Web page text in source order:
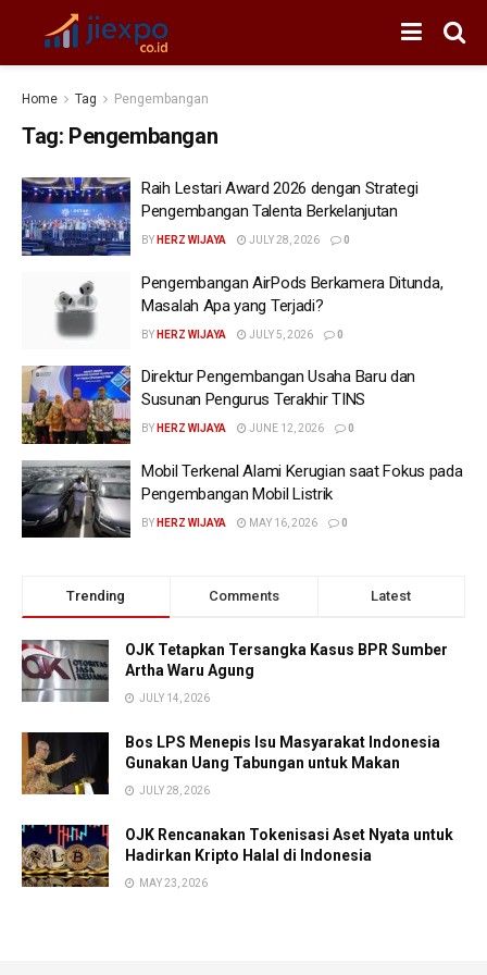
Home Tag Pengembangan
Tag: Pengembangan
Raih Lestari Award 2026 dengan Strategi
Pengembangan Talenta Berkelanjutan
BY HERZ WIJAYA JULY 28, 2026 0
Pengembangan AirPods Berkamera Ditunda,
Masalah Apa yang Terjadi?
BY HERZ WIJAYA JULY 5, 2026 0
Direktur Pengembangan Usaha Baru dan
Susunan Pengurus Terakhir TINS
BY HERZ WIJAYA JUNE 12, 2026 0
Mobil Terkenal Alami Kerugian saat Fokus pada
Pengembangan Mobil Listrik
BY HERZ WIJAYA MAY 16, 2026 0
Trending Comments Latest
OJK Tetapkan Tersangka Kasus BPR Sumber
Artha Waru Agung
JULY 14, 2026
Bos LPS Menepis Isu Masyarakat Indonesia
Gunakan Uang Tabungan untuk Makan
JULY 28, 2026
OJK Rencanakan Tokenisasi Aset Nyata untuk
Hadirkan Kripto Halal di Indonesia
MAY 23, 2026